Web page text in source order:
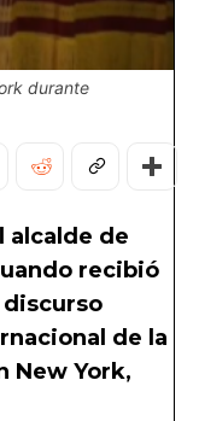
durante
alcalde de
recibió
discurso
de la
New York,